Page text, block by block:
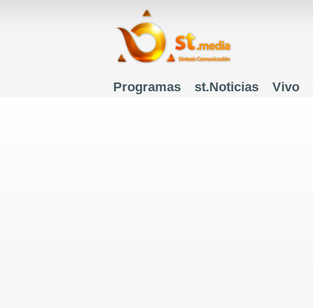
Menú principal
Programas st.Noticias Vivo